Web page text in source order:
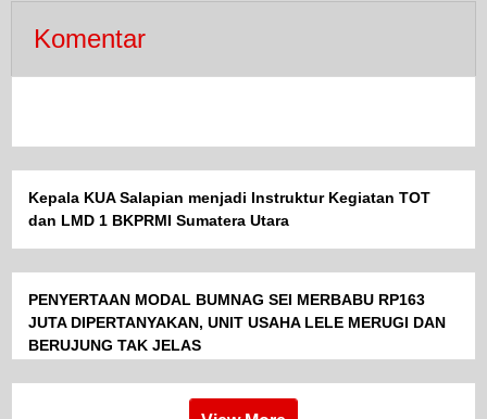
Komentar
Kepala KUA Salapian menjadi Instruktur Kegiatan TOT
dan LMD 1 BKPRMI Sumatera Utara
PENYERTAAN MODAL BUMNAG SEI MERBABU RP163
JUTA DIPERTANYAKAN, UNIT USAHA LELE MERUGI DAN
BERUJUNG TAK JELAS